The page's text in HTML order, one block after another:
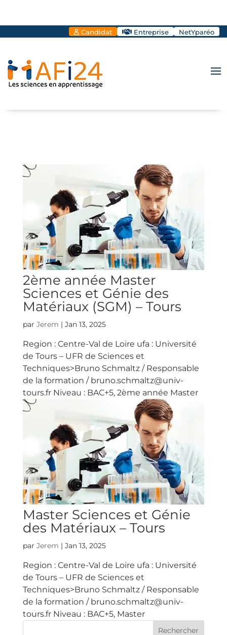
Candidat Entreprise NetYparéo
2ème année Master
Sciences et Génie des
Matériaux (SGM) – Tours
par Jerem | Jan 13, 2025
Region : Centre-Val de Loire ufa : Université
de Tours – UFR de Sciences et
Techniques>Bruno Schmaltz / Responsable
de la formation / bruno.schmaltz@univ-
tours.fr Niveau : BAC+5, 2ème année Master
Master Sciences et Génie
des Matériaux – Tours
par Jerem | Jan 13, 2025
Region : Centre-Val de Loire ufa : Université
de Tours – UFR de Sciences et
Techniques>Bruno Schmaltz / Responsable
de la formation / bruno.schmaltz@univ-
tours.fr Niveau : BAC+5, Master
Rechercher